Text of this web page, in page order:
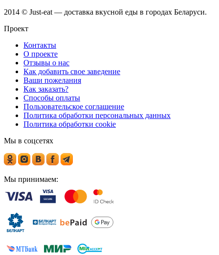
2014 © Just-eat — доставка вкусной еды в городах Беларуси.
Проект
Контакты
О проекте
Отзывы о нас
Как добавить свое заведение
Ваши пожелания
Как заказать?
Способы оплаты
Пользовательское соглашение
Политика обработки персональных данных
Политика обработки cookie
Мы в соцсетях
Мы принимаем: